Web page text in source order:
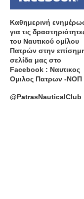
Καθημερινή
για τις
του Ναυτικού ομίλου
Πατρών στην
σελίδα μας στο
Facebook : Ναυτικος
Ομιλος Πατρων -ΝΟΠ
@PatrasNauticalClub